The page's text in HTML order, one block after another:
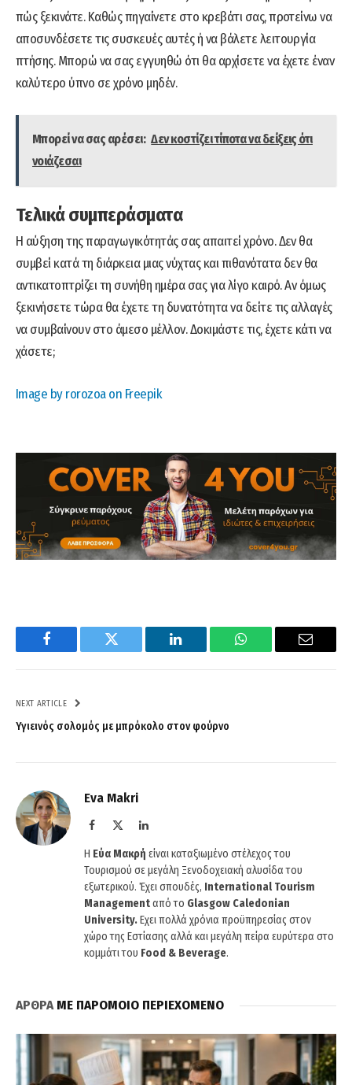
πώς ξεκινάτε. Καθώς πηγαίνετε στο κρεβάτι σας, προτείνω να
αποσυνδέσετε τις συσκευές αυτές ή να βάλετε λειτουργία
πτήσης. Μπορώ να σας εγγυηθώ ότι θα αρχίσετε να έχετε έναν
καλύτερο ύπνο σε χρόνο μηδέν.
Μπορεί να σας αρέσει: Δεν κοστίζει τίποτα να δείξεις ότι
νοιάζεσαι
Τελικά συμπεράσματα
Η αύξηση της παραγωγικότητάς σας απαιτεί χρόνο. Δεν θα
συμβεί κατά τη διάρκεια μιας νύχτας και πιθανότατα δεν θα
αντικατοπτρίζει τη συνήθη ημέρα σας για λίγο καιρό. Αν όμως
ξεκινήσετε τώρα θα έχετε τη δυνατότητα να δείτε τις αλλαγές
να συμβαίνουν στο άμεσο μέλλον. Δοκιμάστε τις, έχετε κάτι να
χάσετε;
Image by rorozoa on Freepik
Facebook Twitter LinkedIn WhatsApp Email
NEXT ARTICLE
Υγιεινός σολομός με μπρόκολο στον φούρνο
Eva Makri
Facebook LinkedIn
H Εύα Μακρή είναι καταξιωμένο στέλεχος του
Τουρισμού σε μεγάλη Ξενοδοχειακή αλυσίδα του
εξωτερικού. Έχει σπουδές, International Tourism
Managementαπό το Glasgow Caledonian
University.Εχει πολλά χρόνια προϋπηρεσίας στον
χώρο της Εστίασης αλλά και μεγάλη πείρα ευρύτερα στο
κομμάτι του Food & Beverage.
ΑΡΘΡΑΜΕ ΠΑΡΟΜΟΙΟ ΠΕΡΙΕΧΟΜΕΝΟ